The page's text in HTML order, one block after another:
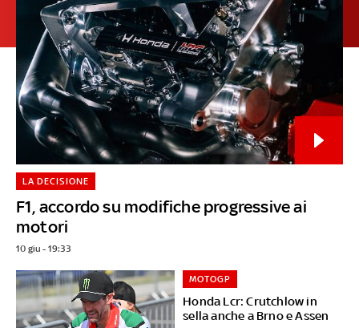
F1, accordo su modifiche progressive ai
motori
LA DECISIONE
10 giu - 19:33
Honda Lcr: Crutchlow in
sella anche a Brno e Assen
MOTOGP